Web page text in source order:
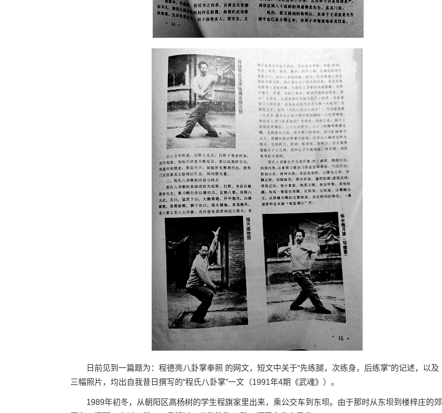
日前见到一篇题为：程德亮八卦掌拳照 的网文，短文中关于“先练腿，次练身，后练掌”的记述，以及
三幅照片，均出自我昔日撰写的“程氏八卦掌”一文（1991年4期《武魂》）。
1989年初冬，从朝阳区高杨树的学生程旗家里出来，乘公交车到东坝。由于那时从东坝到楼梓庄的郊